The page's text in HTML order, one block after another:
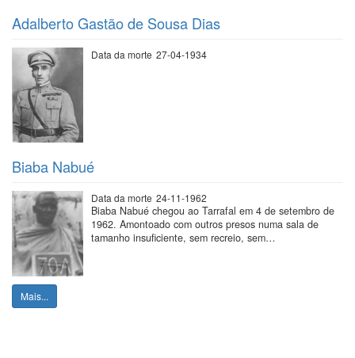
Adalberto Gastão de Sousa Dias
Data da morte 27-04-1934
Biaba Nabué
Data da morte 24-11-1962
Biaba Nabué chegou ao Tarrafal em 4 de setembro de
1962. Amontoado com outros presos numa sala de
tamanho insuficiente, sem recreio, sem…
Mais...